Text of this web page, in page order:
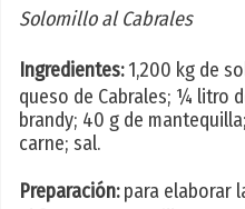
Solomillo al Cabrales
Ingredientes:1,200 kg de
queso de Cabrales; ¼ litro
brandy; 40 g de
carne; sal.
Preparación:para elaborar